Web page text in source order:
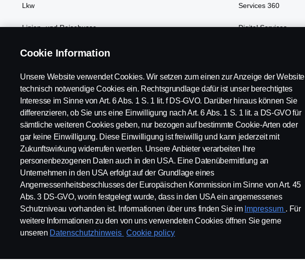
Lkw
Linien- und Reisebusse
Power Solutions
Kundenvorteile
Services 360
Digital Services
Versicherung
Scania in Ihrer Region: Österreich
Impressum Datenschutz Rechtliche Hinweise Cookies Kontakt Whistleblowing
Cookie Information
Unsere Website verwendet Cookies. Wir setzen zum einen zur Anzeige der Website
technisch notwendige Cookies ein. Rechtsgrundlage dafür ist unser berechtigtes
Interesse im Sinne von Art. 6 Abs. 1 S. 1 lit. f DS-GVO. Darüber hinaus können Sie
differenzieren, ob Sie uns eine Einwilligung nach Art. 6 Abs. 1 S. 1 lit. a DS-GVO für
sämtliche weiteren Cookies geben, nur bezogen auf bestimmte Cookie-Arten oder
gar keine Einwilligung. Diese Einwilligung ist freiwillig und kann jederzeit mit
Zukunftswirkung widerrufen werden. Unsere Anbieter verarbeiten Ihre
personenbezogenen Daten auch in den USA. Eine Datenübermittlung an
Unternehmen in den USA erfolgt auf der Grundlage eines
Angemessenheitsbeschlusses der Europäischen Kommission im Sinne von Art. 45
Abs. 3 DS-GVO, worin festgelegt wurde, dass in den USA ein angemessenes
Schutzniveau vorhanden ist. Informationen über uns finden Sie im Impressum . Für
weitere Informationen zu den von uns verwendeten Cookies öffnen Sie gerne
unseren Datenschutzhinweis Cookie policy